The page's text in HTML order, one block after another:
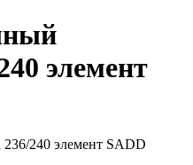
элемент